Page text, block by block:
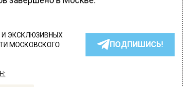
ЭКСКЛЮЗИВНЫХ
МОСКОВСКОГО
ПОДПИШИСЬ!